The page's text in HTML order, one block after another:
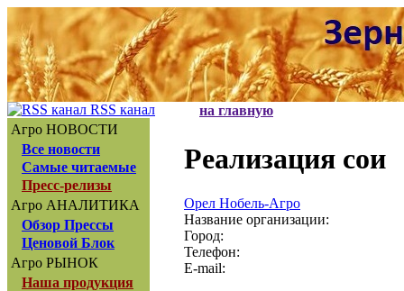
RSS канал
Агро НОВОСТИ
Все новости
Самые читаемые
Пресс-релизы
Агро АНАЛИТИКА
Обзор Прессы
Ценовой Блок
Агро РЫНОК
Наша продукция
на главную
Реализация сои
Орел Нобель-Агро
Название организации:
Город:
Телефон:
E-mail: